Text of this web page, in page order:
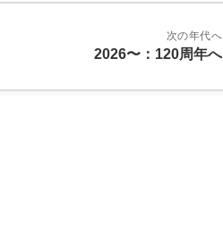
次の年代へ
2026〜：120周年へ